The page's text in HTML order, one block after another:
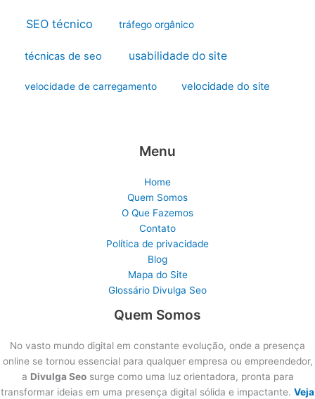
SEO técnico tráfego orgânico
técnicas de seo usabilidade do site
velocidade de carregamento velocidade do site
Menu
Home
Quem Somos
O Que Fazemos
Contato
Política de privacidade
Blog
Mapa do Site
Glossário Divulga Seo
Quem Somos
No vasto mundo digital em constante evolução, onde a presença
online se tornou essencial para qualquer empresa ou empreendedor,
a Divulga Seosurge como uma luz orientadora, pronta para
transformar ideias em uma presença digital sólida e impactante. Veja